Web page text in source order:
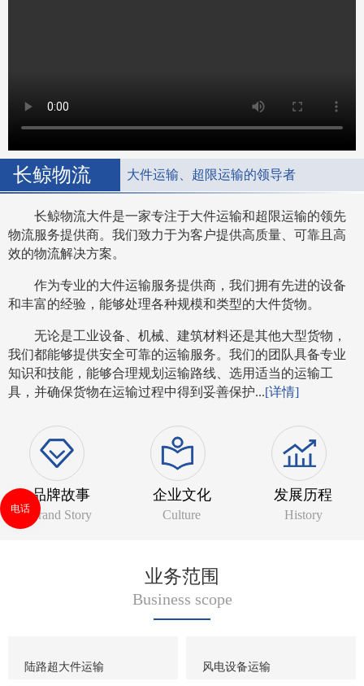
长鲸物流 大件运输、超限运输的领导者
长鲸物流大件是一家专注于大件运输和超限运输的领先
物流服务提供商。我们致力于为客户提供高质量、可靠且高
效的物流解决方案。
作为专业的大件运输服务提供商，我们拥有先进的设备
和丰富的经验，能够处理各种规模和类型的大件货物。
无论是工业设备、机械、建筑材料还是其他大型货物，
我们都能够提供安全可靠的运输服务。我们的团队具备专业
知识和技能，能够合理规划运输路线、选用适当的运输工
具，并确保货物在运输过程中得到妥善保护...[详情]
品牌故事
Brand Story
企业文化
Culture
发展历程
History
业务范围
Business scope
陆路超大件运输 风电设备运输
电话